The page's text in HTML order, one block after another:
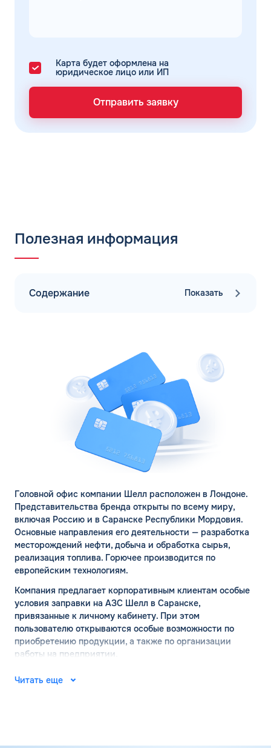
Карта будет оформлена на
юридическое лицо или ИП
Отправить заявку
Полезная информация
Содержание Показать
Головной офис компании Шелл расположен в Лондоне.
Представительства бренда открыты по всему миру,
включая Россию и в Саранске Республики Мордовия.
Основные направления его деятельности — разработка
месторождений нефти, добыча и обработка сырья,
реализация топлива. Горючее производится по
европейским технологиям.
Компания предлагает корпоративным клиентам особые
условия заправки на АЗС Шелл в Саранске,
привязанные к личному кабинету. При этом
пользователю открываются особые возможности по
приобретению продукции, а также по организации
работы на предприятии.
АЗС ШЕЛЛ в Саранске:
Читать еще